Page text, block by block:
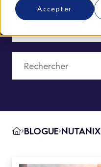
Accepter
BLOGUE NUTANIX